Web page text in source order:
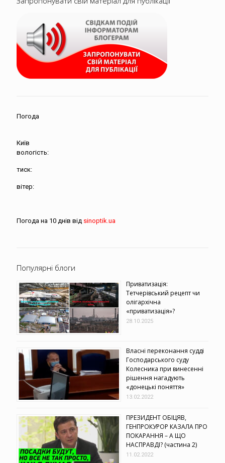
Погода
Київ
вологість:
тиск:
вітер:
Погода на 10 днів від sinoptik.ua
Популярні блоги
Приватизація:
Тетчерівський рецепт чи
олігархічна
«приватизація»?
28.10.2025
Власні переконання судді
Господарського суду
Колесника при винесенні
рішення нагадують
«донецькі поняття»
13.02.2022
ПРЕЗИДЕНТ ОБІЦЯВ,
ГЕНПРОКУРОР КАЗАЛА ПРО
ПОКАРАННЯ – А ЩО
НАСПРАВДІ? (частина 2)
11.02.2022